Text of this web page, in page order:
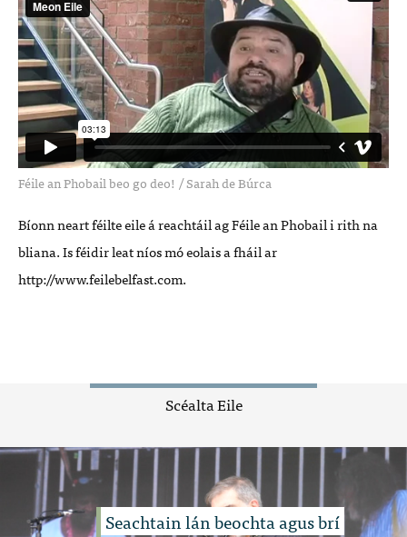
Féile an Phobail beo go deo! /Sarah de Búrca
Bíonn neart féilte eile á reachtáil ag Féile an Phobail i rith na
bliana. Is féidir leat níos mó eolais a fháil ar
http://www.feilebelfast.com.
Scéalta Eile
Seachtain lán beochta agus brí